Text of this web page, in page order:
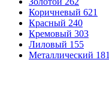
Коричневый 621
Красный 240
Кремовый 303
Лиловый 155
Металлический 181